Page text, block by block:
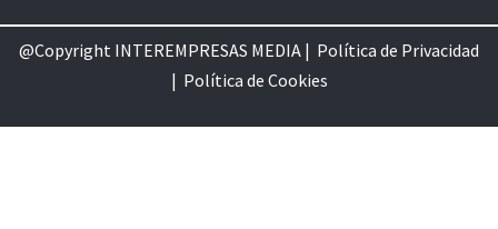
@Copyright INTEREMPRESAS MEDIA | Política de Privacidad
| Política de Cookies